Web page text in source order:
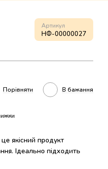
Артикул
НФ-00000027
Порівняти В бажання
якісний продукт
Ідеально підходить